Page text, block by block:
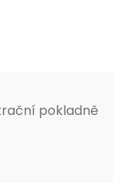
pokladně